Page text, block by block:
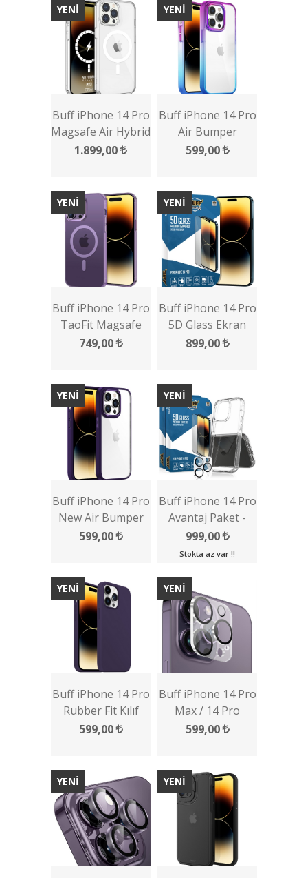
YENİ
Buff iPhone 14 Pro
Magsafe Air Hybrid
Kılıf
1.899,00
YENİ
Buff iPhone 14 Pro
Air Bumper
Rainbow Kılıf
599,00
YENİ
Buff iPhone 14 Pro
TaoFit Magsafe
Kılıf
749,00
YENİ
Buff iPhone 14 Pro
5D Glass Ekran
Koruyucu
899,00
YENİ
Buff iPhone 14 Pro
New Air Bumper
Kılıf
599,00
YENİ
Buff iPhone 14 Pro
Avantaj Paket -
2x5D Ekran
Koruyucu + Şeffaf
Koruyucu
999,00
Stokta az var !!
YENİ
Buff iPhone 14 Pro
Rubber Fit Kılıf
599,00
YENİ
Buff iPhone 14 Pro
Max / 14 Pro
Kamera Lens
599,00
YENİ YENİ